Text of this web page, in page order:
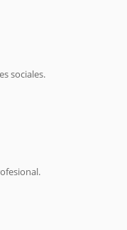
sociales.